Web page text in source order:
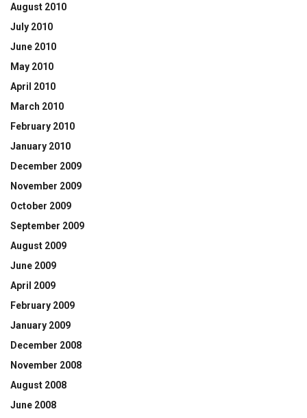
August 2010
July 2010
June 2010
May 2010
April 2010
March 2010
February 2010
January 2010
December 2009
November 2009
October 2009
September 2009
August 2009
June 2009
April 2009
February 2009
January 2009
December 2008
November 2008
August 2008
June 2008